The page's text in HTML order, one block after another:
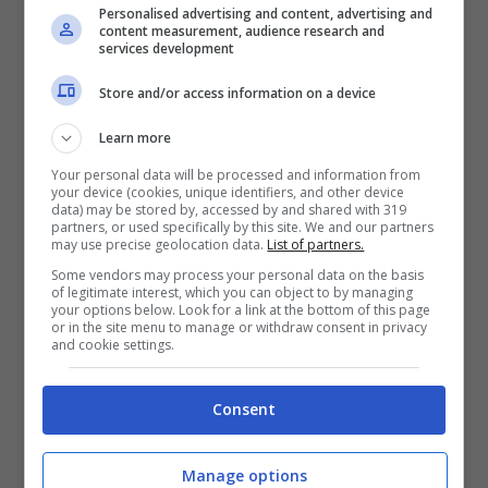
falcidiati dagli infortuni, ma nessun alibi”.
Personalised advertising and content, advertising and
content measurement, audience research and
services development
Store and/or access information on a device
Learn more
Your personal data will be processed and information from
your device (cookies, unique identifiers, and other device
data) may be stored by, accessed by and shared with 319
partners, or used specifically by this site. We and our partners
may use precise geolocation data. List of partners.
Some vendors may process your personal data on the basis
of legitimate interest, which you can object to by managing
your options below. Look for a link at the bottom of this page
or in the site menu to manage or withdraw consent in privacy
and cookie settings.
Consent
Manage options